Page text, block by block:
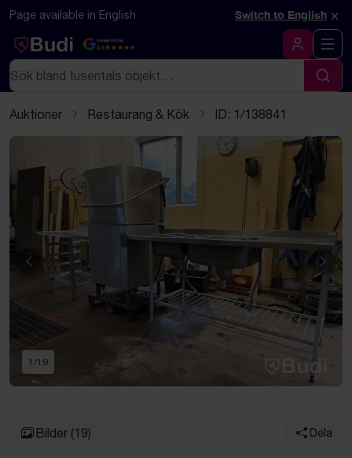
Hoppa till innehåll
Textbaserad (markdown) version av denna sida
Page available in English Switch to English ×
Google Rating
4.5
Logga in
Sök
Sök
Auktioner Restaurang & Kök ID: 1/138841
Föregående
1 /19
Bilder (19) Dela